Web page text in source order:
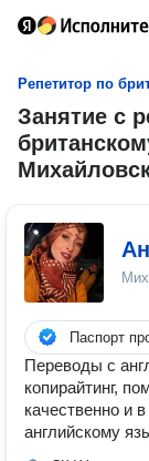
Репетитор по
Занятие с
Паспорт
Переводы с
копирайтинг,
качественно и
английскому